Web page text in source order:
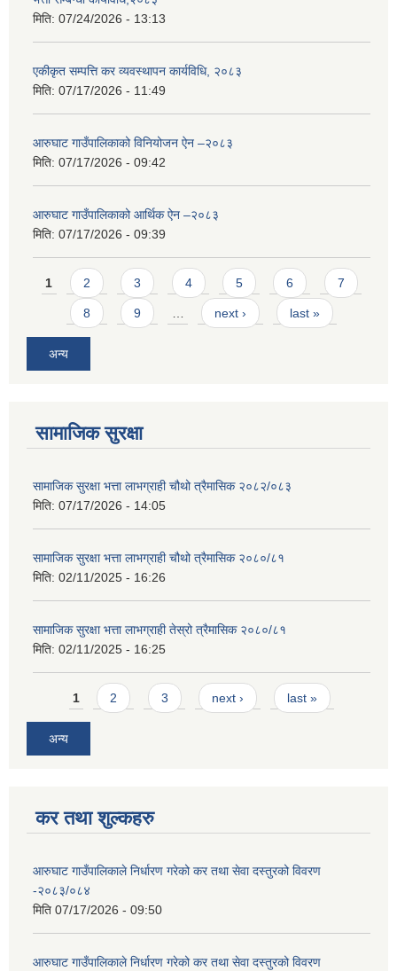
मिति: 07/24/2026 - 13:13
एकीकृत सम्पत्ति कर व्यवस्थापन कार्यविधि, २०८३
मिति: 07/17/2026 - 11:49
आरुघाट गाउँपालिकाको विनियोजन ऐन –२०८३
मिति: 07/17/2026 - 09:42
आरुघाट गाउँपालिकाको आर्थिक ऐन –२०८३
मिति: 07/17/2026 - 09:39
Pages
1 2 3 4 5 6 7
8 9 next › last »
अन्य
सामाजिक सुरक्षा
सामाजिक सुरक्षा भत्ता लाभग्राही चौथो त्रैमासिक २०८२/०८३
मिति: 07/17/2026 - 14:05
सामाजिक सुरक्षा भत्ता लाभग्राही चौथो त्रैमासिक २०८०/८१
मिति: 02/11/2025 - 16:26
सामाजिक सुरक्षा भत्ता लाभग्राही तेस्रो त्रैमासिक २०८०/८१
मिति: 02/11/2025 - 16:25
Pages
1 2 3 next › last »
अन्य
कर तथा शुल्कहरु
आरुघाट गाउँपालिकाले निर्धारण गरेको कर तथा सेवा दस्तुरको विवरण
-२०८३/०८४
मिति 07/17/2026 - 09:50
आरुघाट गाउँपालिकाले निर्धारण गरेको कर तथा सेवा दस्तुरको विवरण